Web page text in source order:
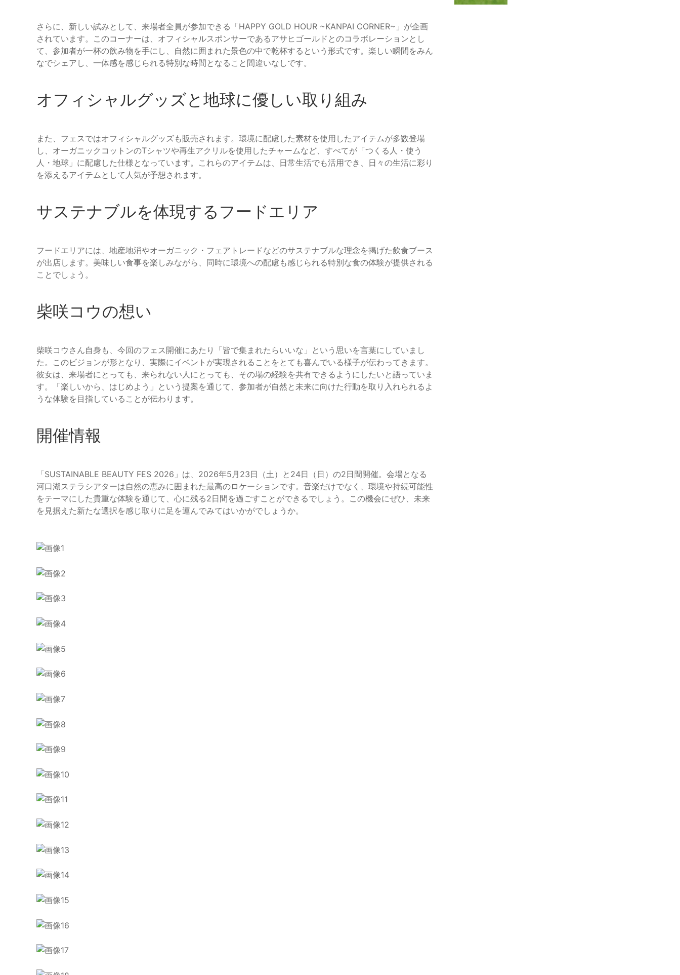
さらに、新しい試みとして、来場者全員が参加できる「HAPPY GOLD HOUR ~KANPAI CORNER~」が企画
されています。このコーナーは、オフィシャルスポンサーであるアサヒゴールドとのコラボレーションとし
て、参加者が一杯の飲み物を手にし、自然に囲まれた景色の中で乾杯するという形式です。楽しい瞬間をみん
なでシェアし、一体感を感じられる特別な時間となること間違いなしです。
オフィシャルグッズと地球に優しい取り組み
また、フェスではオフィシャルグッズも販売されます。環境に配慮した素材を使用したアイテムが多数登場
し、オーガニックコットンのTシャツや再生アクリルを使用したチャームなど、すべてが「つくる人・使う
人・地球」に配慮した仕様となっています。これらのアイテムは、日常生活でも活用でき、日々の生活に彩り
を添えるアイテムとして人気が予想されます。
サステナブルを体現するフードエリア
フードエリアには、地産地消やオーガニック・フェアトレードなどのサステナブルな理念を掲げた飲食ブース
が出店します。美味しい食事を楽しみながら、同時に環境への配慮も感じられる特別な食の体験が提供される
ことでしょう。
柴咲コウの想い
柴咲コウさん自身も、今回のフェス開催にあたり「皆で集まれたらいいな」という思いを言葉にしていまし
た。このビジョンが形となり、実際にイベントが実現されることをとても喜んでいる様子が伝わってきます。
彼女は、来場者にとっても、来られない人にとっても、その場の経験を共有できるようにしたいと語っていま
す。「楽しいから、はじめよう」という提案を通じて、参加者が自然と未来に向けた行動を取り入れられるよ
うな体験を目指していることが伝わります。
開催情報
「SUSTAINABLE BEAUTY FES 2026」は、2026年5月23日（土）と24日（日）の2日間開催。会場となる
河口湖ステラシアターは自然の恵みに囲まれた最高のロケーションです。音楽だけでなく、環境や持続可能性
をテーマにした貴重な体験を通じて、心に残る2日間を過ごすことができるでしょう。この機会にぜひ、未来
を見据えた新たな選択を感じ取りに足を運んでみてはいかがでしょうか。